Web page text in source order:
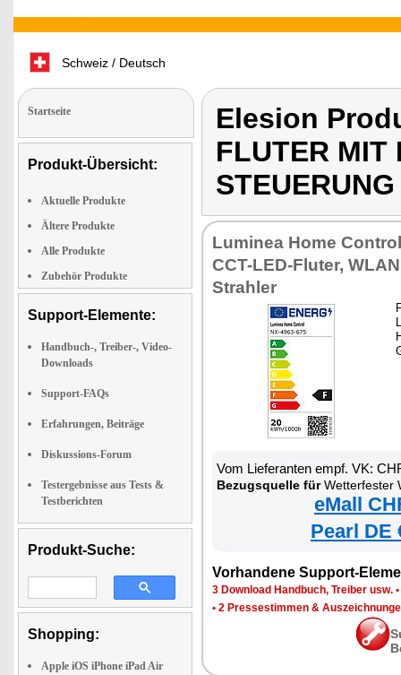
Schweiz / Deutsch
Startseite
Produkt-Übersicht:
Aktuelle Produkte
Ältere Produkte
Alle Produkte
Zubehör Produkte
Support-Elemente:
Handbuch-, Treiber-, Video-
Downloads
Support-FAQs
Erfahrungen, Beiträge
Diskussions-Forum
Testergebnisse aus Tests &
Testberichten
Produkt-Suche:
Shopping:
Apple iOS iPhone iPad Air
Elesion
FLUTER MIT
STEUERUNG
Luminea Home
CCT-LED-Fluter,
Strahler
Vom Lieferanten empf. VK:
Bezugsquelle fürWetterfester WLAN-Fluter
eMall
Pearl DE
Vorhandene Support-
3 Download Handbuch, Treiber usw. •
• 2 Pressestimmen &